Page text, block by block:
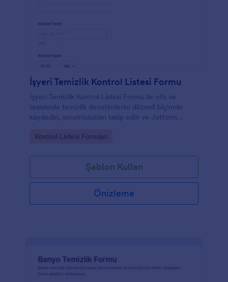
İşyeri Temizlik Kontrol Listesi Formu
İşyeri Temizlik Kontrol Listesi Formu ile ofis ve
tesislerde temizlik denetimlerini düzenli biçimde
kaydedin, sorumlulukları takip edin ve Jotform
Go to Category:
Kontrol Listesi Formları
Şablon Kullan
Önizleme